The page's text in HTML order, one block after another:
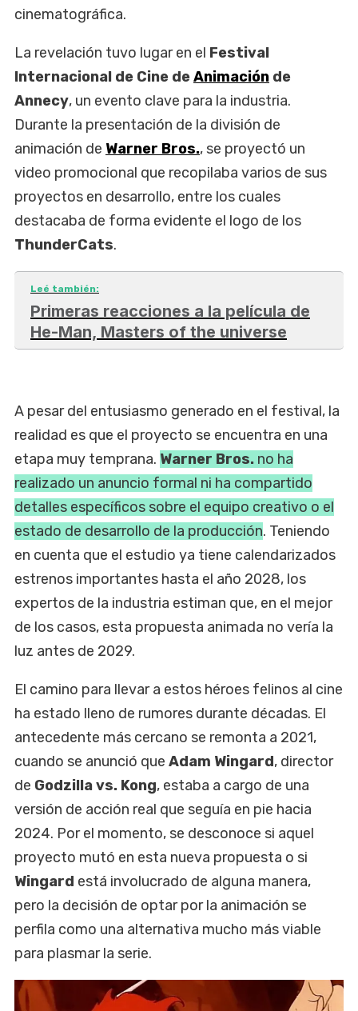
cinematográfica.
La revelación tuvo lugar en el Festival
Internacional de Cine de Animación de
Annecy, un evento clave para la industria.
Durante la presentación de la división de
animación de Warner Bros., se proyectó un
video promocional que recopilaba varios de sus
proyectos en desarrollo, entre los cuales
destacaba de forma evidente el logo de los
ThunderCats.
Leé también:
Primeras reacciones a la película de
He-Man, Masters of the universe
A pesar del entusiasmo generado en el festival, la
realidad es que el proyecto se encuentra en una
etapa muy temprana. Warner Bros. no ha
realizado un anuncio formal ni ha compartido
detalles específicos sobre el equipo creativo o el
estado de desarrollo de la producción. Teniendo
en cuenta que el estudio ya tiene calendarizados
estrenos importantes hasta el año 2028, los
expertos de la industria estiman que, en el mejor
de los casos, esta propuesta animada no vería la
luz antes de 2029.
El camino para llevar a estos héroes felinos al cine
ha estado lleno de rumores durante décadas. El
antecedente más cercano se remonta a 2021,
cuando se anunció que Adam Wingard, director
de Godzilla vs. Kong, estaba a cargo de una
versión de acción real que seguía en pie hacia
2024. Por el momento, se desconoce si aquel
proyecto mutó en esta nueva propuesta o si
Wingard está involucrado de alguna manera,
pero la decisión de optar por la animación se
perfila como una alternativa mucho más viable
para plasmar la serie.